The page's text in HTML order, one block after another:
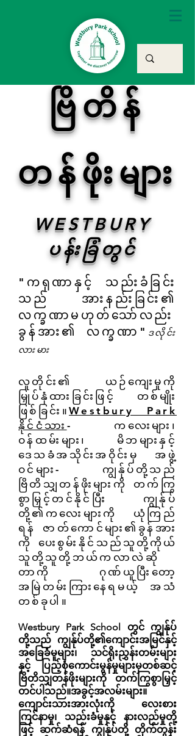
ဗြိတိန်
တန်ဖိုးများ
WESTBURY
ပန်းခြံတွင်
"ကရုဏာနှင့် သည်းခံခြင်း
သည် အားနည်းခြင်း၏
လက္ခဏာမဟုတ်သော်လည်း
ခွန်အား၏ လက္ခဏာ" ဒလိုင်း
လားမား
လူတိုင်း၏ ယဉ်ကျေးမှုကို
မြှုပ်နှံထားခြင်းဖြင့် တစ်မျိုး
ဖြစ်ခြင်း။ Westbury Park
နိုင်ငံသား - ကလေးများ၊
ဝန်ထမ်းများ၊ မိဘများနှင့်
ဒေသခံအသိုင်းအဝိုင်းမှ အဖွဲ့
ဝင်များ- ကျွန်ုပ်တို့သည်
ဗြိတိသျှတန်ဖိုးများကို တက်ကြွ
စွာမြှင့်တင်နိုင်ပြီး ကျွန်ုပ်
တို့၏ကလေးများကို ယုံကြည်
ရန် ဇာတ်ကောင်များ၏ခွန်အား
ကို ပေးစွမ်းနိုင်သည် သူတို့ကိုယ်
သူတို့ သူတို့ဘယ်ကလာလဲဆို
တာကို ဂုဏ်ယူပြီးတော့
အမြဲတမ်းကြားနေရမယ့် အသံ
တစ်ခုပါ။
Westbury Park School တွင် ကျွန်ုပ်
တို့သည် ကျွန်ုပ်တို့၏ကျောင်းအမြင်နှင့်
အခြေခံမူများ၊ သင်ရိုးညွှန်းတမ်းများ
နှင့် ပြည့်စုံကောင်းမွန်မှုများမှတစ်ဆင့်
ဗြိတိသျှတန်ဖိုးများကို တက်ကြွစွာမြှင့်
တင်ပါသည်။အခွင့်အလမ်းများ။
ကျောင်းသားအားလုံးကို လေးစား
ကြင်နာမှု၊ သည်းခံမှုနှင့် နားလည်မှုတို့
ဖြင့် ဆက်ဆံရန် ကျွန်ုပ်တို့ တိုက်တွန်း